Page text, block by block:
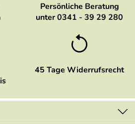
Persönliche Beratung
unter 0341 - 39 29 280
45 Tage Widerrufsrecht